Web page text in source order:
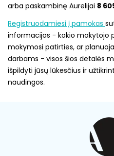
arba paskambinę Aurelijai 8
Registruodamiesi į pamokas
informacijos - kokio mokytojo
mokymosi patirties, ar
darbams - visos šios detalės
išpildyti jūsų lūkesčius ir
naudingos.